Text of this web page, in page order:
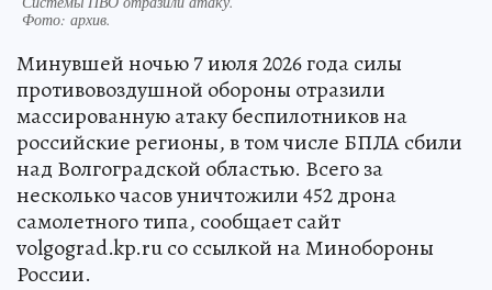
Фото: архив.
Минувшей ночью 7 июля 2026 года силы
противовоздушной обороны отразили
массированную атаку беспилотников на
российские регионы, в том числе БПЛА сбили
над Волгоградской областью. Всего за
несколько часов уничтожили 452 дрона
самолетного типа, сообщает сайт
volgograd.kp.ru со ссылкой на Минобороны
России.